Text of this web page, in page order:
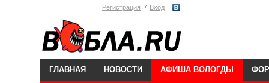
Регистрация Вход
ГЛАВНАЯ НОВОСТИ АФИША ВОЛОГДЫ